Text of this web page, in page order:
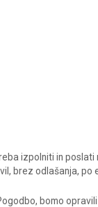
izpolniti in
brez odlašanja, po
bomo